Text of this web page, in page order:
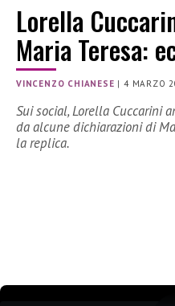
Lorella
Maria Teresa:
VINCENZO CHIANESE |4 MARZO
Sui social, Lorella Cuccarini
da alcune dichiarazioni di
la replica.